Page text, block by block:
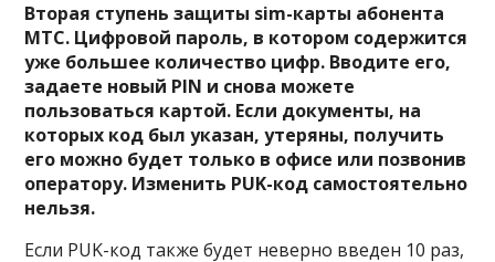
Вторая ступень защиты sim-карты абонента
МТС. Цифровой пароль, в котором содержится
уже большее количество цифр. Вводите его,
задаете новый PIN и снова можете
пользоваться картой. Если документы, на
которых код был указан, утеряны, получить
его можно будет только в офисе или позвонив
оператору. Изменить PUK-код самостоятельно
нельзя.
Если PUK-код также будет неверно введен 10 раз,